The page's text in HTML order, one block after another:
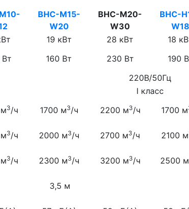
BHC-M15-
W20
BHC-M20-
W30
BHC-
W18
19 кВт 28 кВт 18
Вт 160 Вт 230 Вт 190
220В/50Гц
I класс
3/ч 1700 м3/ч 2200 м3/ч 1700 м
3/ч 2000 м3/ч 2700 м3/ч 2100 м
3/ч 2300 м3/ч 3200 м3/ч 2500 м
3,5 м